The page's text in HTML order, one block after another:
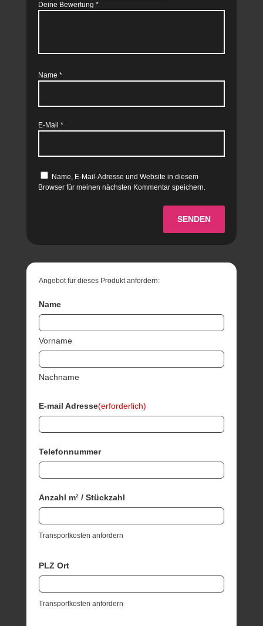
Deine Bewertung *
Name *
E-Mail *
Name, E-Mail-Adresse und Website in diesem
Browser für meinen nächsten Kommentar speichern.
SENDEN
Angebot für dieses Produkt anfordern:
Name
Vorname
Nachname
E-mail Adresse(erforderlich)
Telefonnummer
Anzahl m² / Stückzahl
Transportkosten anfordern
PLZ Ort
Transportkosten anfordern